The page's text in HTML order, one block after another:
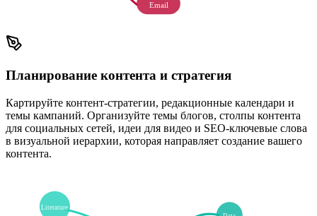
Email
Планирование контента и стратегия
Картируйте контент-стратегии, редакционные календари и
темы кампаний. Организуйте темы блогов, столпы контента
для социальных сетей, идеи для видео и SEO-ключевые слова
в визуальной иерархии, которая направляет создание вашего
контента.
Literature